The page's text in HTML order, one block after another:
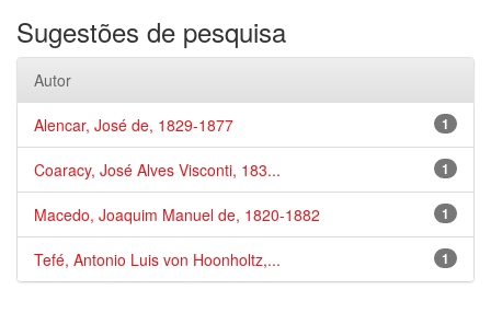
Sugestões de pesquisa
Autor
1
Alencar, José de, 1829-1877
1
Coaracy, José Alves Visconti, 183...
1
Macedo, Joaquim Manuel de, 1820-1882
1
Tefé, Antonio Luis von Hoonholtz,...